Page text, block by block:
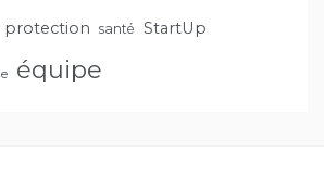
protection santé StartUp
équipe